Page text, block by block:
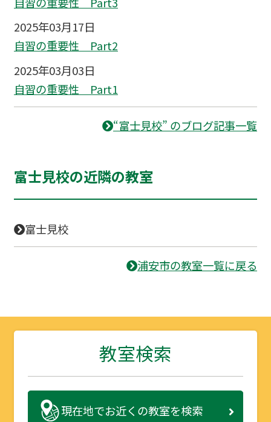
2025年03月17日
自習の重要性 Part2
2025年03月03日
自習の重要性 Part1
“富士見校” のブログ記事一覧
富士見校の近隣の教室
富士見校
浦安市の教室一覧に戻る
教室検索
現在地でお近くの教室を検索